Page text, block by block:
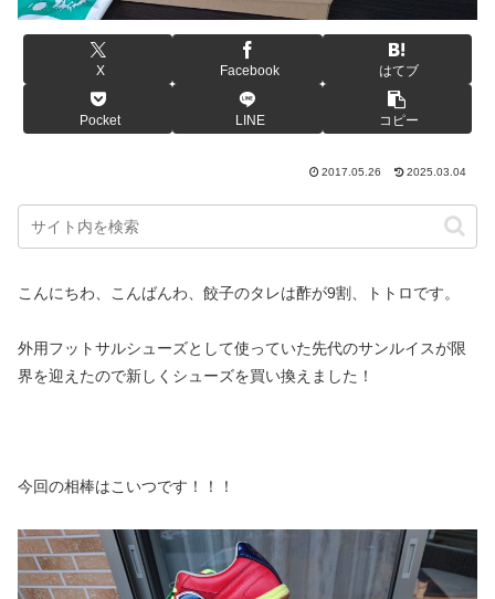
X Facebook はてブ
Pocket LINE コピー
2017.05.26 2025.03.04
こんにちわ、こんばんわ、餃子のタレは酢が9割、トトロです。
外用フットサルシューズとして使っていた先代のサンルイスが限
界を迎えたので新しくシューズを買い換えました！
今回の相棒はこいつです！！！